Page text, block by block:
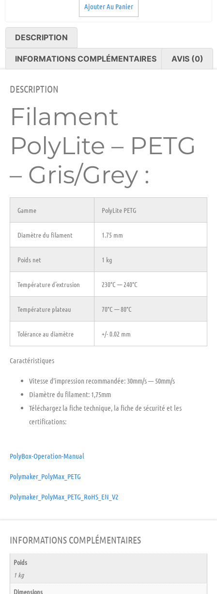
Ajouter Au Panier
DESCRIPTION
INFORMATIONS COMPLÉMENTAIRES AVIS (0)
DESCRIPTION
Filament
PolyLite – PETG
– Gris/Grey :
Gamme PolyLite PETG
Diamètre du filament 1.75 mm
Poids net 1 kg
Température d’extrusion 230°C — 240°C
Température plateau 70°C — 80°C
Tolérance au diamètre +/- 0.02 mm
Caractéristiques
Vitesse d’impression recommandée: 30mm/s — 50mm/s
Diamètre du filament: 1,75mm
Téléchargez la fiche technique, la fiche de sécurité et les
certifications:
PolyBox-Operation-Manual
Polymaker_PolyMax_PETG
Polymaker_PolyMax_PETG_RoHS_EN_V2
INFORMATIONS COMPLÉMENTAIRES
Poids
1 kg
Dimensions